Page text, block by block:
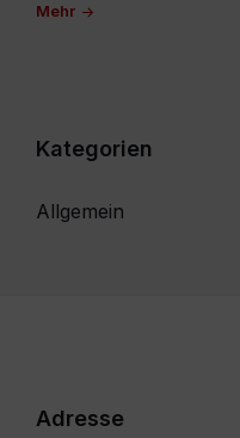
Mehr
Kategorien
Allgemein
Adresse